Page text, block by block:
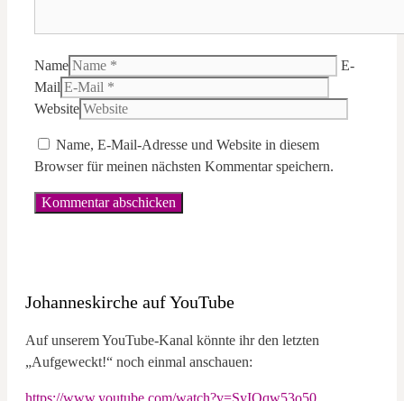
Name
E-
Mail
Website
Name, E-Mail-Adresse und Website in diesem
Browser für meinen nächsten Kommentar speichern.
Johanneskirche auf YouTube
Auf unserem YouTube-Kanal könnte ihr den letzten
„Aufgeweckt!“ noch einmal anschauen: